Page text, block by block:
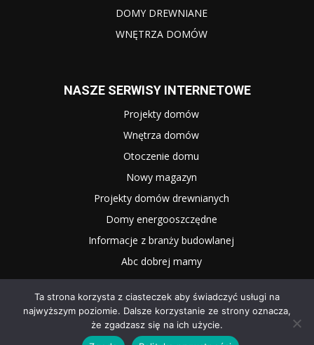
DOMY DREWNIANE
WNĘTRZA DOMÓW
NASZE SERWISY INTERNETOWE
Projekty domów
Wnętrza domów
Otoczenie domu
Nowy magazyn
Projekty domów drewnianych
Domy energooszczędne
Informacje z branży budowlanej
Abc dobrej mamy
Ta strona korzysta z ciasteczek aby świadczyć usługi na
najwyższym poziomie. Dalsze korzystanie ze strony oznacza,
że zgadzasz się na ich użycie.